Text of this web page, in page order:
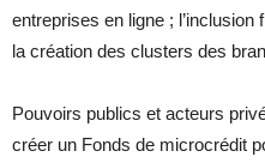
entreprises en ligne ;
la création des clusters des
Pouvoirs publics et acteurs
créer un Fonds de microcrédit